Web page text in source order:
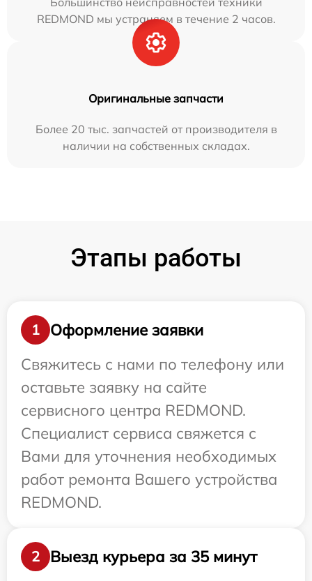
REDMOND мы устраняем в течение 2 часов.
Оригинальные запчасти
Более 20 тыс. запчастей от производителя в
наличии на собственных складах.
Этапы работы
1
Оформление заявки
Свяжитесь с нами по телефону или
оставьте заявку на сайте
сервисного центра REDMOND.
Специалист сервиса свяжется с
Вами для уточнения необходимых
работ ремонта Вашего устройства
REDMOND.
2 Выезд курьера за 35 минут